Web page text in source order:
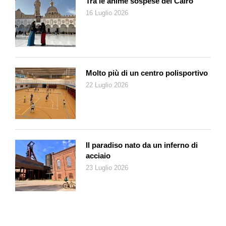
innovazione che possa ingenerare ripercussioni
destabilizzanti. Lo si vede nelle votazioni popolari, occasioni in
cui prevalgono la prudenza e il conservatorismo. Sono
appuntamenti in cui la partecipazione degli anziani è
tendono a disertare le urne, lasciando campo libero alla
«lobby» delle pantere grigie).
Ma gli addentellati sono numerosi e investono ogni ambito
sociale, tant’è che molti rispolverano la cupa diagnosi che
Osvald Spengler formulò oltre cent’anni fa, nella sua opera
intitolata Il tramonto dell’Occidente. Ovviamente, in tutto
questo, si va alla ricerca della causa. E dove scovarla se non
nel processo di emancipazione della donna? La donna che alla
maternità antepone la carriera e l’autorealizzazione, senza
curarsi della missione che da sempre le è stata attribuita (dagli
16 Luglio 2026
Molto più di un centro polisportivo
22 Luglio 2026
Il paradiso nato da un inferno di
acciaio
23 Luglio 2026